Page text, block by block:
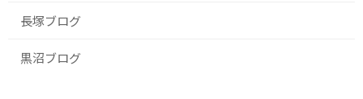
長塚ブログ
黒沼ブログ